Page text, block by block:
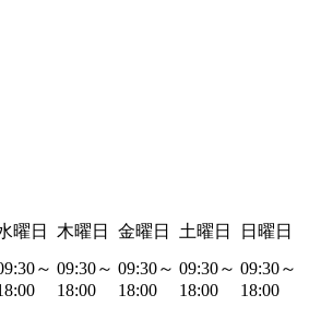
曜日 木曜日 金曜日 土曜日
日曜日
～ 09:30～
18:00
09:30～
18:00
09:30～
18:00
09:30～
18:00